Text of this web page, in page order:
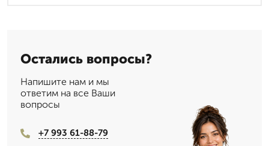
Остались вопросы?
Напишите нам и мы
ответим на все Ваши
вопросы
+7 993 61-88-79